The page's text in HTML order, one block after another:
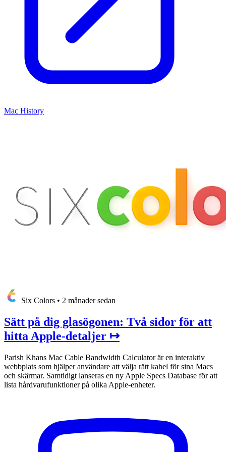
Mac History
Six Colors • 2 månader sedan
Sätt på dig glasögonen: Två sidor för att
hitta Apple-detaljer ↦
Parish Khans Mac Cable Bandwidth Calculator är en interaktiv
webbplats som hjälper användare att välja rätt kabel för sina Macs
och skärmar. Samtidigt lanseras en ny Apple Specs Database för att
lista hårdvarufunktioner på olika Apple-enheter.